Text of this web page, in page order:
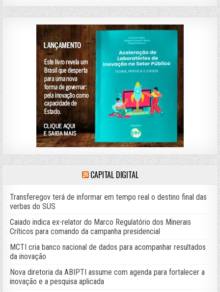
CAPITAL DIGITAL
Transferegov terá de informar em tempo real o destino final das
verbas do SUS
Caiado indica ex-relator do Marco Regulatório dos Minerais
Críticos para comando da campanha presidencial
MCTI cria banco nacional de dados para acompanhar resultados
da inovação
Nova diretoria da ABIPTI assume com agenda para fortalecer a
inovação e a pesquisa aplicada